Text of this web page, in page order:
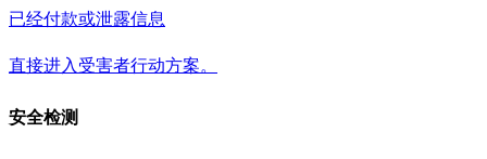
已经付款或泄露信息
直接进入受害者行动方案。
安全检测